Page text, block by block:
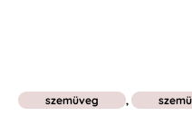
szemüveg ,